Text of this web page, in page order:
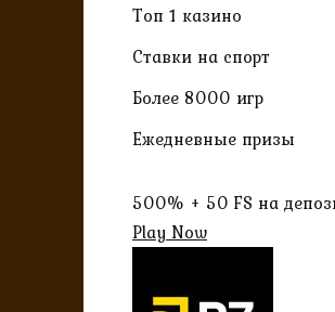
Топ 1 казино
Ставки на спорт
Более 8000 игр
Ежедневные призы
500% + 50 FS на
Play Now